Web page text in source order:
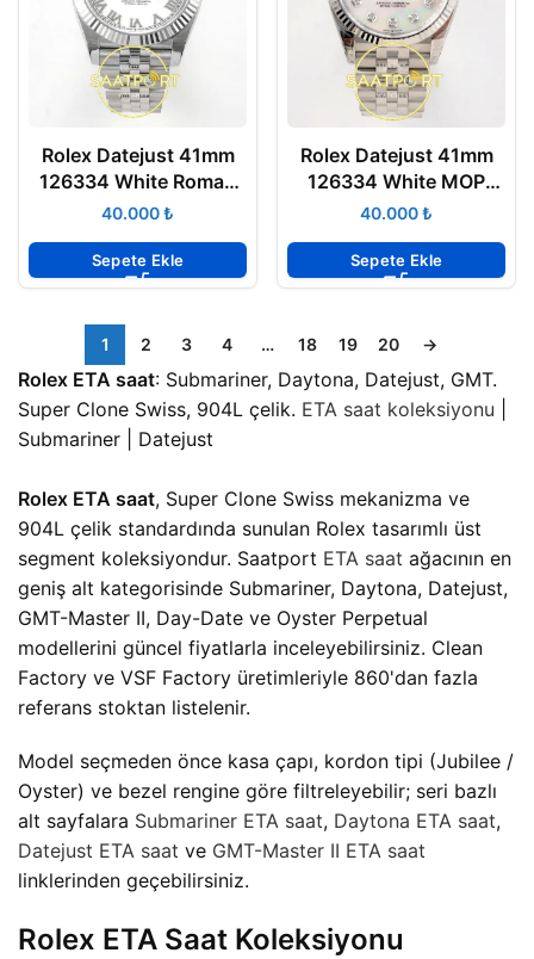
Rolex Datejust 41mm
126334 White Roman
Dial Jubilee VSF V3 Eta
₺
Sepete Ekle
Rolex Datejust 41mm
126334 White MOP
Diamonds Dial
Saat
₺
Sepete Ekle
1 2 3 4 … 18 19 20 →
Rolex ETA saat: Submariner, Daytona, Datejust, GMT.
Super Clone Swiss, 904L çelik. ETA saat koleksiyonu
Submariner | Datejust
Rolex ETA saat, Super Clone Swiss mekanizma ve
904L çelik standardında sunulan Rolex tasarımlı üst
segment koleksiyondur. Saatport ETA saat ağacının en
geniş alt kategorisinde Submariner, Daytona, Datejust,
GMT-Master II, Day-Date ve Oyster Perpetual
modellerini güncel fiyatlarla inceleyebilirsiniz. Clean
Factory ve VSF Factory üretimleriyle 860'dan fazla
referans stoktan listelenir.
Model seçmeden önce kasa çapı, kordon tipi (Jubilee /
Oyster) ve bezel rengine göre filtreleyebilir; seri bazlı
alt sayfalara Submariner ETA saat, Daytona ETA saat,
Datejust ETA saat ve GMT-Master II ETA saat
linklerinden geçebilirsiniz.
Rolex ETA Saat Koleksiyonu